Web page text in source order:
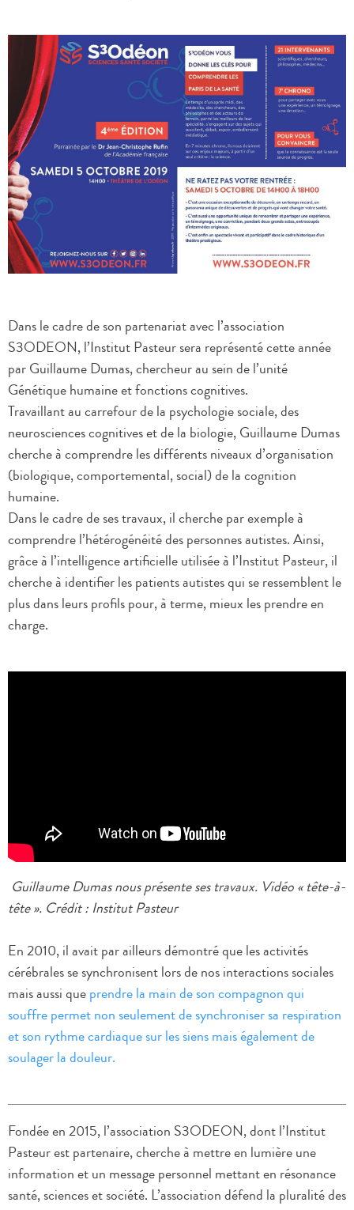
Dans le cadre de son partenariat avec l’association
S3ODEON, l’Institut Pasteur sera représenté cette année
par Guillaume Dumas, chercheur au sein de l’unité
Génétique humaine et fonctions cognitives.
Travaillant au carrefour de la psychologie sociale, des
neurosciences cognitives et de la biologie, Guillaume Dumas
cherche à comprendre les différents niveaux d’organisation
(biologique, comportemental, social) de la cognition
humaine.
Dans le cadre de ses travaux, il cherche par exemple à
comprendre l’hétérogénéité des personnes autistes. Ainsi,
grâce à l’intelligence artificielle utilisée à l’Institut Pasteur, il
cherche à identifier les patients autistes qui se ressemblent le
plus dans leurs profils pour, à terme, mieux les prendre en
charge.
Guillaume Dumas nous présente ses travaux. Vidéo « tête-à-
tête ». Crédit : Institut Pasteur
En 2010, il avait par ailleurs démontré que les activités
cérébrales se synchronisent lors de nos interactions sociales
mais aussi queprendre la main de son compagnon qui
souffre permet non seulement de synchroniser sa respiration
et son rythme cardiaque sur les siens mais également de
soulager la douleur.
Fondée en 2015, l’association S3ODEON, dont l’Institut
Pasteur est partenaire, cherche à mettre en lumière une
information et un message personnel mettant en résonance
santé, sciences et société. L’association défend la pluralité des